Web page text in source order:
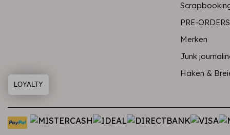
PRE-ORDERS
Merken
Junk
Haken &
LOYALTY